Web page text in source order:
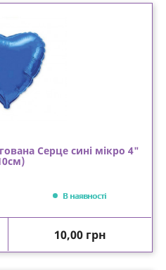
Серце сині мікро 4"
В наявності
Ціна
10,00 грн